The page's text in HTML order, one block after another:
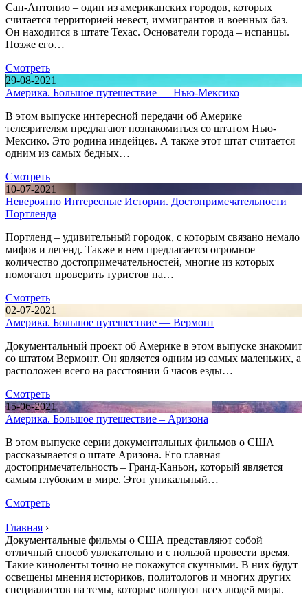
Сан-Антонио – один из американских городов, которых
считается территорией невест, иммигрантов и военных баз.
Он находится в штате Техас. Основатели города – испанцы.
Позже его…
Смотреть
29-08-2021
Америка. Большое путешествие — Нью-Мексико
В этом выпуске интересной передачи об Америке
телезрителям предлагают познакомиться со штатом Нью-
Мексико. Это родина индейцев. А также этот штат считается
одним из самых бедных…
Смотреть
10-07-2021
Невероятно Интересные Истории. Достопримечательности
Портленда
Портленд – удивительный городок, с которым связано немало
мифов и легенд. Также в нем предлагается огромное
количество достопримечательностей, многие из которых
помогают проверить туристов на…
Смотреть
02-07-2021
Америка. Большое путешествие — Вермонт
Документальный проект об Америке в этом выпуске знакомит
со штатом Вермонт. Он является одним из самых маленьких, а
расположен всего на расстоянии 6 часов езды…
Смотреть
15-06-2021
Америка. Большое путешествие – Аризона
В этом выпуске серии документальных фильмов о США
рассказывается о штате Аризона. Его главная
достопримечательность – Гранд-Каньон, который является
самым глубоким в мире. Этот уникальный…
Смотреть
Главная ›
Документальные фильмы о США представляют собой
отличный способ увлекательно и с пользой провести время.
Такие киноленты точно не покажутся скучными. В них будут
освещены мнения историков, политологов и многих других
специалистов на темы, которые волнуют всех людей мира.